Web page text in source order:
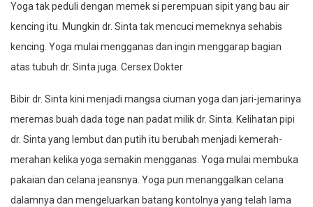
Yoga tak peduli dengan memek si perempuan sipit yang bau air
kencing itu. Mungkin dr. Sinta tak mencuci memeknya sehabis
kencing. Yoga mulai mengganas dan ingin menggarap bagian
atas tubuh dr. Sinta juga. Cersex Dokter
Bibir dr. Sinta kini menjadi mangsa ciuman yoga dan jari-jemarinya
meremas buah dada toge nan padat milik dr. Sinta. Kelihatan pipi
dr. Sinta yang lembut dan putih itu berubah menjadi kemerah-
merahan kelika yoga semakin mengganas. Yoga mulai membuka
pakaian dan celana jeansnya. Yoga pun menanggalkan celana
dalamnya dan mengeluarkan batang kontolnya yang telah lama